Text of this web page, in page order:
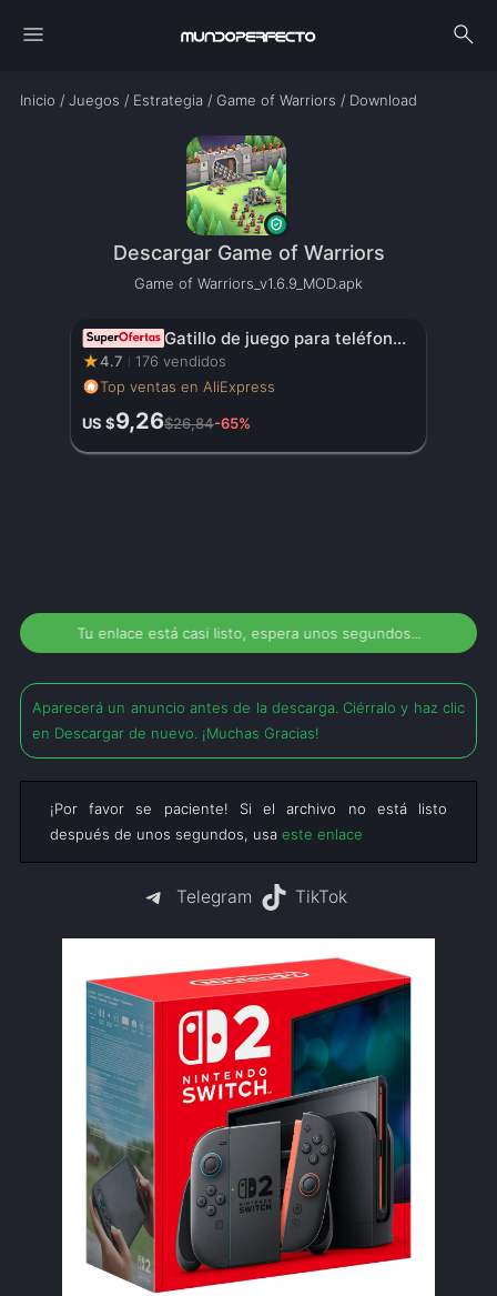
menu search
Inicio / Juegos / Estrategia/ Game of Warriors / Download
Descargar Game of Warriors
Game of Warriors_v1.6.9_MOD.apk
Gatillo de juego para teléfono móvil JS65 para PUBG, mando de disparo, Joystick de 6 dedos para comer pollo, artefacto auxiliar L1R1, botón de llave
★4.7
176 vendidos
Top ventas en AliExpress
US $9,26$26,84-65%
Tu enlace está casi listo, espera unos segundos...
Aparecerá un anuncio antes de la descarga. Ciérralo y haz clic
en Descargar de nuevo. ¡Muchas Gracias!
¡Por favor se paciente! Si el archivo no está listo
después de unos segundos, usa este enlace
Telegram TikTok